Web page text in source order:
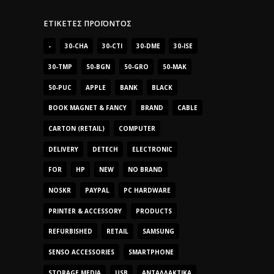
ΕΤΙΚΈΤΕΣ ΠΡΟΪΌΝΤΟΣ
- 30-CHA 30-CTI 30-DME 30-ISE
30-TMP 50-BGN 50-GRO 50-MAK
50-PUC APPLE BANK BLACK
BOOK MAGNET & FANCY BRAND CABLE
CARTON (RETAIL) COMPUTER
DELIVERY DETECH ELECTRONIC
FOR HP NEW NO BRAND
NOSKR PAYPAL PC HARDWARE
PRINTER & ACCESSORY PRODUCTS
REFURBISHED RETAIL SAMSUNG
SENSO ACCESSORIES SMARTPHONE